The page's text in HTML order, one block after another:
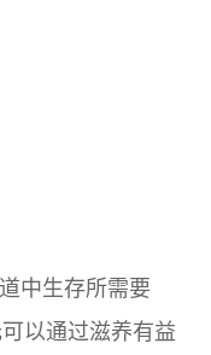
中生存所需要
以通过滋养有益